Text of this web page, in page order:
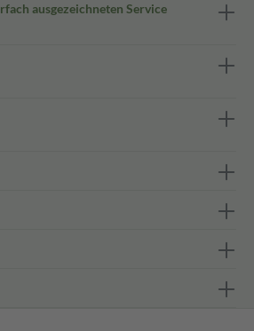
ausgezeichneten Service